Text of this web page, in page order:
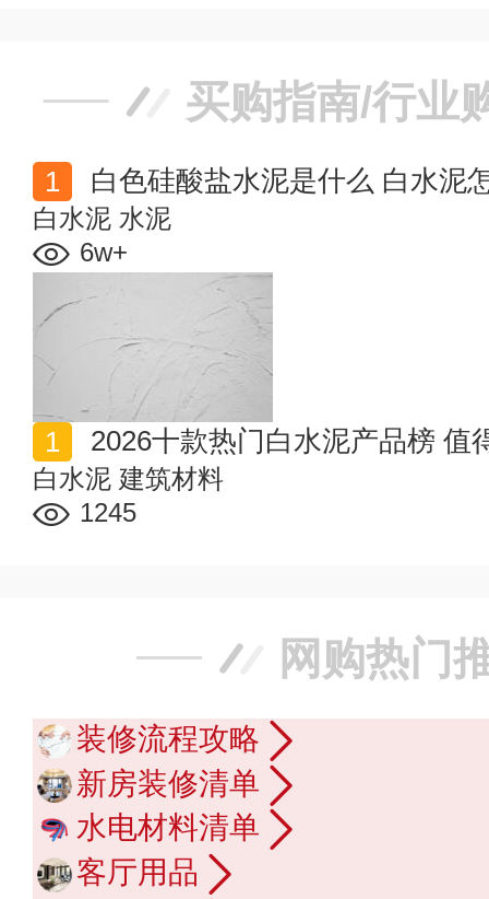
买购指南/行业
白色硅酸盐水泥是什么 白水泥
白水泥 水泥
6w+
2026十款热门白水泥产品榜 值
白水泥 建筑材料
1245
网购热门
装修流程攻略
新房装修清单
水电材料清单
客厅用品